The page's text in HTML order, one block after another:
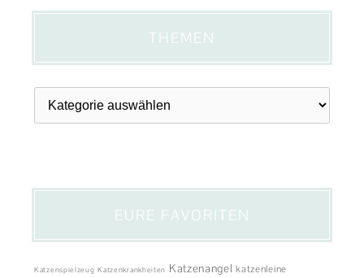
THEMEN
Themen
EURE FAVORITEN
Katzenspielzeug Katzenkrankheiten Katzenangel katzenleine